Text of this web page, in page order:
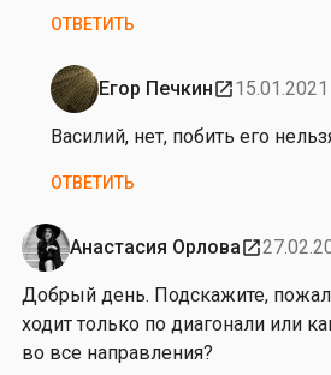
С
у
п
а
ч
к
ОТВЕТИТЬ
Егор Печкинopen_in_new
Ответ
на
П
л
и
н
а
С
Василий, нет, побить его
ОТВЕТИТЬ
Анастасия Орловаopen_in_new
Добрый день. Подскажите,
ходит только по диагонали или
во все направления?